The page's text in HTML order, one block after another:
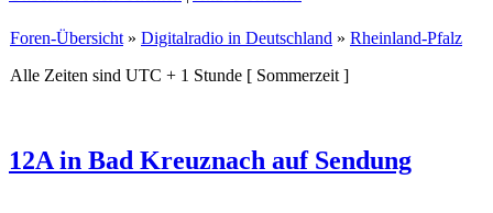
Foren-Übersicht » Digitalradio in Deutschland » Rheinland-Pfalz
Alle Zeiten sind UTC + 1 Stunde [ Sommerzeit ]
12A in Bad Kreuznach auf Sendung